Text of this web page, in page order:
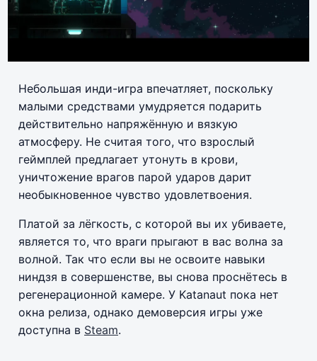
Небольшая инди-игра впечатляет, поскольку
малыми средствами умудряется подарить
действительно напряжённую и вязкую
атмосферу. Не считая того, что взрослый
геймплей предлагает утонуть в крови,
уничтожение врагов парой ударов дарит
необыкновенное чувство удовлетвоения.
Платой за лёгкость, с которой вы их убиваете,
является то, что враги прыгают в вас волна за
волной. Так что если вы не освоите навыки
ниндзя в совершенстве, вы снова проснётесь в
регенерационной камере. У Katanaut пока нет
окна релиза, однако демоверсия игры уже
доступна в Steam.